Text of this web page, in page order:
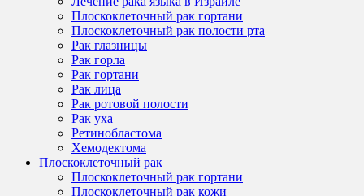
Плоскоклеточный рак гортани
Плоскоклеточный рак полости рта
Рак глазницы
Рак горла
Рак гортани
Рак лица
Рак ротовой полости
Рак уха
Ретинобластома
Хемодектома
Плоскоклеточный рак
Плоскоклеточный рак гортани
Плоскоклеточный рак кожи